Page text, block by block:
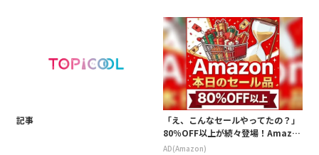
記事
「え、こんなセールやってたの？」
80％OFF以上が続々登場！Amazo
nの本気が凄すぎる
AD(Amazon)